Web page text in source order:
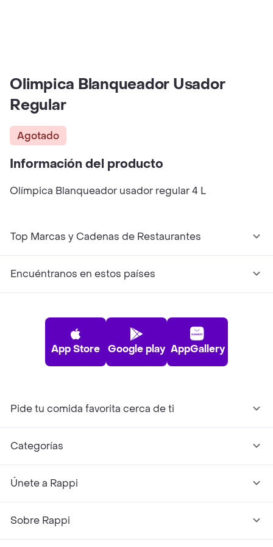
Olimpica Blanqueador Usador
Regular
Agotado
Información del producto
Olímpica Blanqueador usador regular 4 L
Top Marcas y Cadenas de Restaurantes
Encuéntranos en estos países
App Store Google play AppGallery
Pide tu comida favorita cerca de ti
Categorías
Únete a Rappi
Sobre Rappi